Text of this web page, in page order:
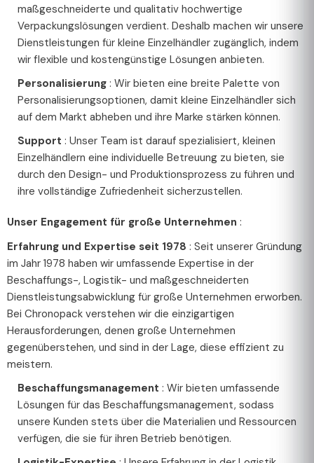
maßgeschneiderte und qualitativ hochwertige
Verpackungslösungen verdient. Deshalb machen wir unsere
Dienstleistungen für kleine Einzelhändler zugänglich, indem
wir flexible und kostengünstige Lösungen anbieten.
Personalisierung : Wir bieten eine breite Palette von
Personalisierungsoptionen, damit kleine Einzelhändler sich
auf dem Markt abheben und ihre Marke stärken können.
Support : Unser Team ist darauf spezialisiert, kleinen
Einzelhändlern eine individuelle Betreuung zu bieten, sie
durch den Design- und Produktionsprozess zu führen und
ihre vollständige Zufriedenheit sicherzustellen.
Unser Engagement für große Unternehmen :
Erfahrung und Expertise seit 1978 : Seit unserer Gründung
im Jahr 1978 haben wir umfassende Expertise in der
Beschaffungs-, Logistik- und maßgeschneiderten
Dienstleistungsabwicklung für große Unternehmen erworben.
Bei Chronopack verstehen wir die einzigartigen
Herausforderungen, denen große Unternehmen
gegenüberstehen, und sind in der Lage, diese effizient zu
meistern.
Beschaffungsmanagement : Wir bieten umfassende
Lösungen für das Beschaffungsmanagement, sodass
unsere Kunden stets über die Materialien und Ressourcen
verfügen, die sie für ihren Betrieb benötigen.